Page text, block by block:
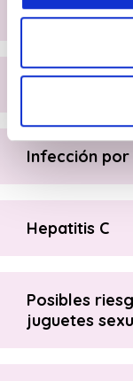
Prevención
Infección por
Infección por
Hepatitis C
Posibles
juguetes